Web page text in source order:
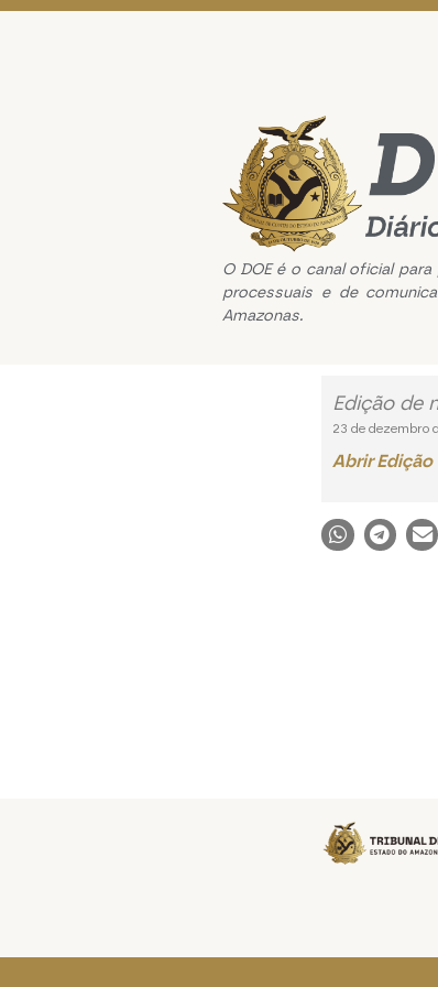
O DOE é o canal oficial
processuais e de
Amazonas.
Edição de
23 de dezembro
Abrir Edição